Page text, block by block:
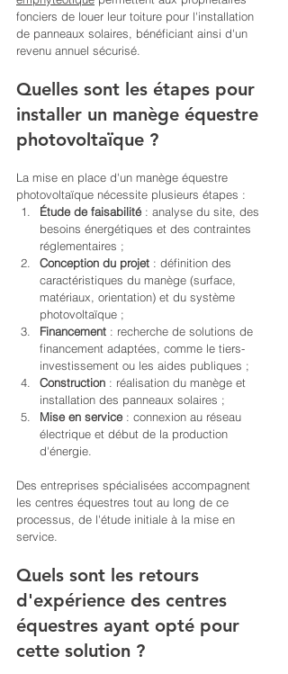
fonciers de louer leur toiture pour l'installation
de panneaux solaires, bénéficiant ainsi d'un
revenu annuel sécurisé.
Quelles sont les étapes pour
installer un manège équestre
photovoltaïque ?
La mise en place d'un manège équestre
photovoltaïque nécessite plusieurs étapes :
Étude de faisabilité : analyse du site, des
besoins énergétiques et des contraintes
réglementaires ;
Conception du projet : définition des
caractéristiques du manège (surface,
matériaux, orientation) et du système
photovoltaïque ;
Financement : recherche de solutions de
financement adaptées, comme le tiers-
investissement ou les aides publiques ;
Construction : réalisation du manège et
installation des panneaux solaires ;
Mise en service : connexion au réseau
électrique et début de la production
d'énergie.
Des entreprises spécialisées accompagnent
les centres équestres tout au long de ce
processus, de l'étude initiale à la mise en
service.
Quels sont les retours
d'expérience des centres
équestres ayant opté pour
cette solution ?